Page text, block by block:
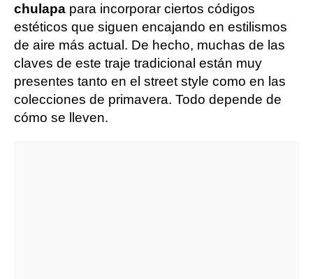
chulapa para incorporar ciertos códigos
estéticos que siguen encajando en estilismos
de aire más actual. De hecho, muchas de las
claves de este traje tradicional están muy
presentes tanto en el street style como en las
colecciones de primavera. Todo depende de
cómo se lleven.